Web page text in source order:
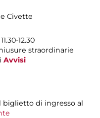
Civette
12.30
straordinarie
Avvisi
biglietto di ingresso al